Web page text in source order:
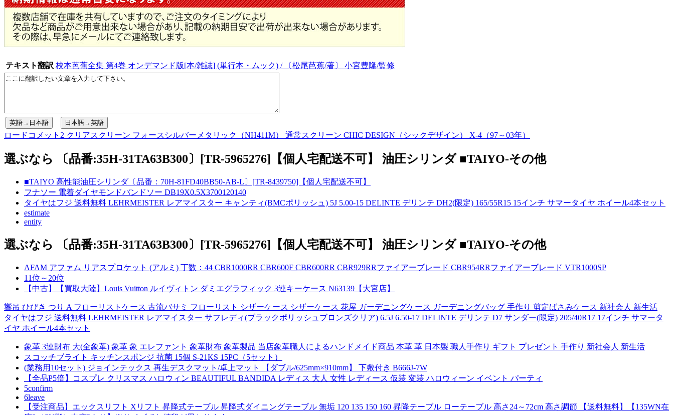
テキスト翻訳 校本芭蕉全集 第4巻 オンデマンド版[本/雑誌] (単行本・ムック) / 〔松尾芭蕉/著〕 小宮豊隆/監修
ロードコメット2 クリアスクリーン フォースシルバーメタリック（NH411M） 通常スクリーン CHIC DESIGN（シックデザイン） X-4（97～03年）
選ぶなら 〔品番:35H-31TA63B300〕[TR-5965276]【個人宅配送不可】 油圧シリンダ ■TAIYO-その他
■TAIYO 高性能油圧シリンダ〔品番：70H-81FD40BB50-AB-L〕[TR-8439750]【個人宅配送不可】
フナソー 電着ダイヤモンドバンドソー DB19X0.5X3700120140
タイヤはフジ 送料無料 LEHRMEISTER レアマイスター キャンティ(BMCポリッシュ) 5J 5.00-15 DELINTE デリンテ DH2(限定) 165/55R15 15インチ サマータイヤ ホイール4本セット
estimate
entity
選ぶなら 〔品番:35H-31TA63B300〕[TR-5965276]【個人宅配送不可】 油圧シリンダ ■TAIYO-その他
AFAM アファム リアスプロケット (アルミ) 丁数：44 CBR1000RR CBR600F CBR600RR CBR929RRファイアーブレード CBR954RRファイアーブレード VTR1000SP
11位～20位
【中古】【買取大陸】Louis Vuitton ルイヴィトン ダミエグラフィック 3連キーケース N63139【大宮店】
響吊 ひびき つり A フローリストケース 古流バサミ フローリスト シザーケース シザーケース 花屋 ガーデニングケース ガーデニングバッグ 手作り 剪定ばさみケース 新社会人 新生活
タイヤはフジ 送料無料 LEHRMEISTER レアマイスター サフレディ(ブラックポリッシュブロンズクリア) 6.5J 6.50-17 DELINTE デリンテ D7 サンダー(限定) 205/40R17 17インチ サマータ
イヤ ホイール4本セット
象革 3連財布 大(全象革) 象革 象 エレファント 象革財布 象革製品 当店象革職人によるハンドメイド商品 本革 革 日本製 職人手作り ギフト プレゼント 手作り 新社会人 新生活
スコッチブライト キッチンスポンジ 抗菌 15個 S-21KS 15PC（5セット）
(業務用10セット) ジョインテックス 再生デスクマット/卓上マット 【ダブル/625mm×910mm】 下敷付き B666J-7W
【全品P5倍】コスプレ クリスマス ハロウィン BEAUTIFUL BANDIDA レディス 大人 女性 レディース 仮装 変装 ハロウィーン イベント パーティ
5confirm
6leave
【受注商品】エックスリフト Xリフト 昇降式テーブル 昇降式ダイニングテーブル 無垢 120 135 150 160 昇降テーブル ローテーブル 高さ24～72cm 高さ調節 【送料無料】【135WN在